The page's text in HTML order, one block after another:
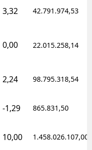
3,32 42.791.974,53
0,00 22.015.258,14
2,24 98.795.318,54
-1,29 865.831,50
10,00 1.458.026.107,00